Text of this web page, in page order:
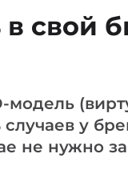
свой
модель
случаев у
не нужно